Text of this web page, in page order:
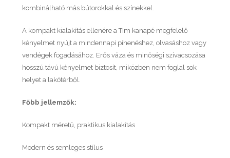
kombinálható más bútorokkal és színekkel.
A kompakt kialakítás ellenére a Tim kanapé megfelelő
kényelmet nyújt a mindennapi pihenéshez, olvasáshoz vagy
vendégek fogadásához. Erős váza és minőségi szivacsozása
hosszú távú kényelmet biztosít, miközben nem foglal sok
helyet a lakótérből.
Főbb jellemzők:
Kompakt méretű, praktikus kialakítás
Modern és semleges stílus